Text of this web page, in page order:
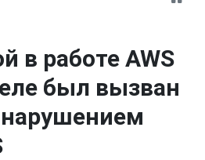
в работе AWS
был вызван